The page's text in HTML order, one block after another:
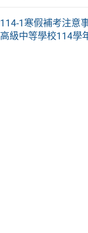
114-1寒假補考注意
高級中等學校114學